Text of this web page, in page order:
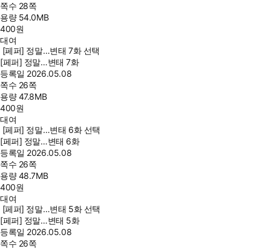
쪽수 28쪽
용량 54.0MB
400원
대여
[페퍼] 정말…변태 7화 선택
[페퍼] 정말…변태 7화
등록일 2026.05.08
쪽수 26쪽
용량47.8MB
400원
대여
[페퍼] 정말…변태 6화 선택
[페퍼] 정말…변태 6화
등록일 2026.05.08
쪽수 26쪽
용량48.7MB
400원
대여
[페퍼] 정말…변태 5화 선택
[페퍼] 정말…변태 5화
등록일 2026.05.08
쪽수 26쪽